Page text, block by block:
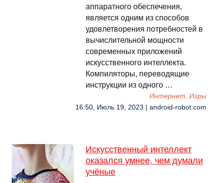
аппаратного обеспечения,
является одним из способов
удовлетворения потребностей в
вычислительной мощности
современных приложений
искусственного интеллекта.
Компиляторы, переводящие
инструкции из одного …
Интернет, Игры
16:50, Июль 19, 2023 | android-robot.com
Искусственный интеллект
оказался умнее, чем думали
учёные